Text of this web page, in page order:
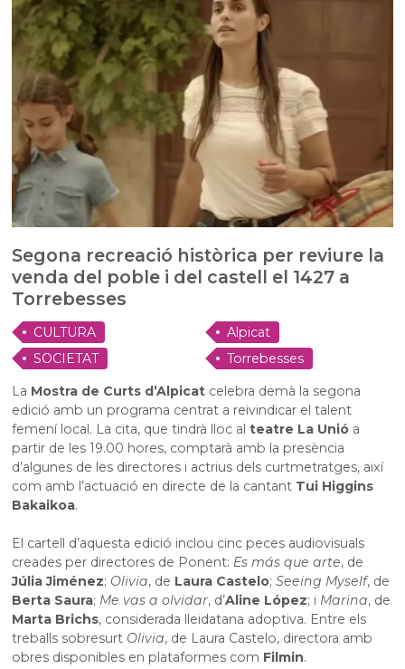
Segona recreació històrica per reviure la
venda del poble i del castell el 1427 a
Torrebesses
CULTURA
SOCIETAT
Alpicat
Torrebesses
La Mostra de Curts d’Alpicat celebra demà la segona
edició amb un programa centrat a reivindicar el talent
femení local. La cita, que tindrà lloc alteatre La Unió a
partir de les 19.00 hores, comptarà amb la presència
d’algunes de les directores i actrius dels curtmetratges, així
com amb l’actuació en directe de la cantant Tui Higgins
Bakaikoa.
El cartell d’aquesta edició inclou cinc peces audiovisuals
creades per directores de Ponent: Es más que arte, de
Júlia Jiménez; Olivia, de Laura Castelo;Seeing Myself, de
Berta Saura; Me vas a olvidar, d’Aline López; i Marina, de
Marta Brichs, considerada lleidatana adoptiva. Entre els
treballs sobresurt Olivia, de Laura Castelo, directora amb
obres disponibles en plataformes com Filmin.